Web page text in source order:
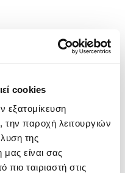
cookies
εξατομίκευση
την παροχή λειτουργιών
της
μας είναι σας
ταιριαστή στις